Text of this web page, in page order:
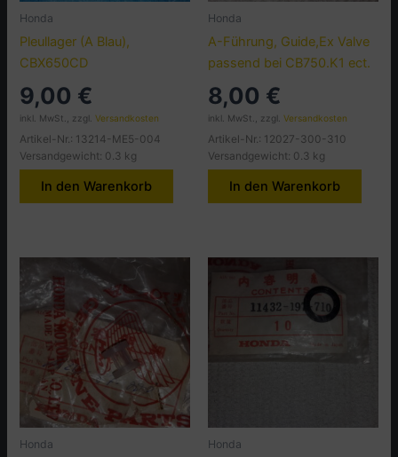
Honda
Pleullager (A Blau),
CBX650CD
9,00 €
inkl. MwSt., zzgl.Versandkosten
Artikel-Nr.: 13214-ME5-004
Versandgewicht: 0.3 kg
In den Warenkorb
Honda
A-Führung, Guide,Ex Valve
passend bei CB750.K1 ect.
8,00 €
inkl. MwSt., zzgl. Versandkosten
Artikel-Nr.: 12027-300-310
Versandgewicht: 0.3 kg
In den Warenkorb
Honda Honda